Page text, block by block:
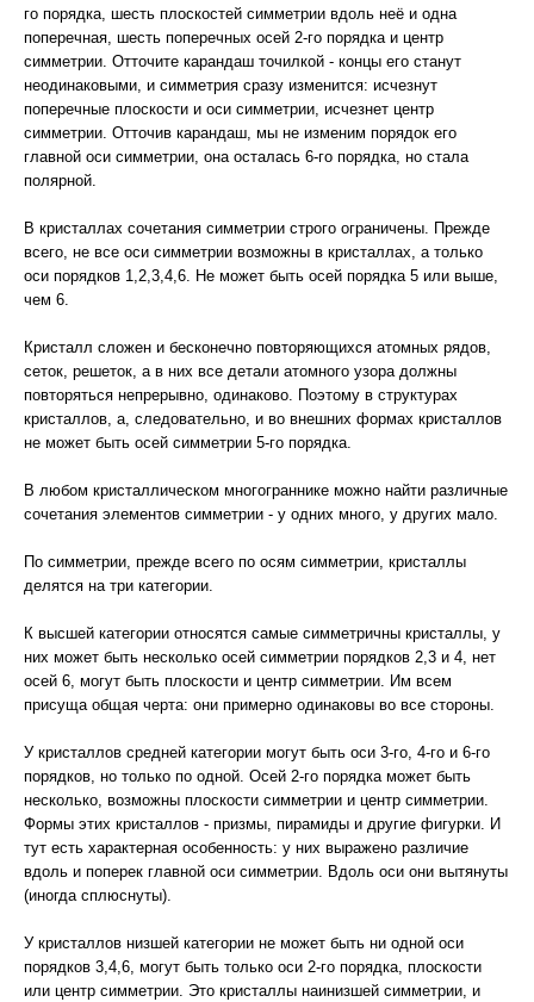
го порядка, шесть плоскостей симметрии вдоль неё и одна
поперечная, шесть поперечных осей 2-го порядка и центр
симметрии. Отточите карандаш точилкой - концы его станут
неодинаковыми, и симметрия сразу изменится: исчезнут
поперечные плоскости и оси симметрии, исчезнет центр
симметрии. Отточив карандаш, мы не изменим порядок его
главной оси симметрии, она осталась 6-го порядка, но стала
полярной.
В кристаллах сочетания симметрии строго ограничены. Прежде
всего, не все оси симметрии возможны в кристаллах, а только
оси порядков 1,2,3,4,6. Не может быть осей порядка 5 или выше,
чем 6.
Кристалл сложен и бесконечно повторяющихся атомных рядов,
сеток, решеток, а в них все детали атомного узора должны
повторяться непрерывно, одинаково. Поэтому в структурах
кристаллов, а, следовательно, и во внешних формах кристаллов
не может быть осей симметрии 5-го порядка.
В любом кристаллическом многограннике можно найти различные
сочетания элементов симметрии - у одних много, у других мало.
По симметрии, прежде всего по осям симметрии, кристаллы
делятся на три категории.
К высшей категории относятся самые симметричны кристаллы, у
них может быть несколько осей симметрии порядков 2,3 и 4, нет
осей 6, могут быть плоскости и центр симметрии. Им всем
присуща общая черта: они примерно одинаковы во все стороны.
У кристаллов средней категории могут быть оси 3-го, 4-го и 6-го
порядков, но только по одной. Осей 2-го порядка может быть
несколько, возможны плоскости симметрии и центр симметрии.
Формы этих кристаллов - призмы, пирамиды и другие фигурки. И
тут есть характерная особенность: у них выражено различие
вдоль и поперек главной оси симметрии. Вдоль оси они вытянуты
(иногда сплюснуты).
У кристаллов низшей категории не может быть ни одной оси
порядков 3,4,6, могут быть только оси 2-го порядка, плоскости
или центр симметрии. Это кристаллы наинизшей симметрии, и